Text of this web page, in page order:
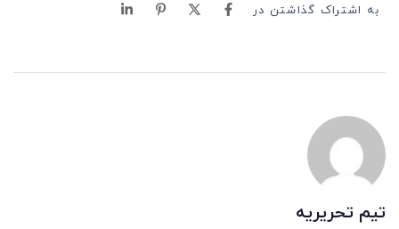
به اشتراک گذاشتن در
تیم تحریریه